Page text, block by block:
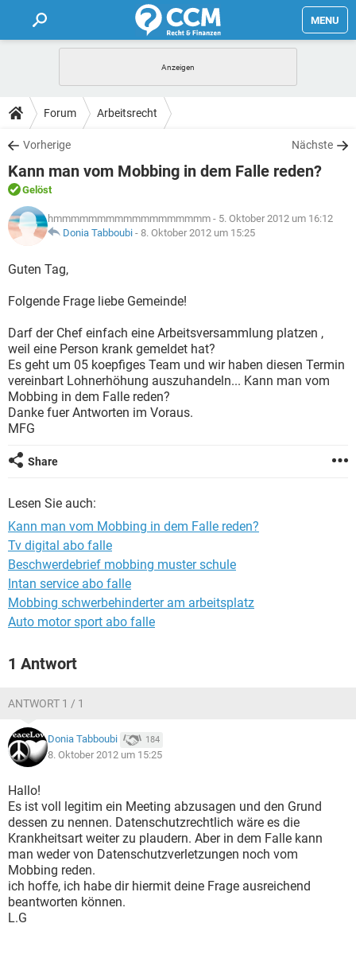
MENU
FORUM
TIPPS
LEXIKON
Forum Arbeitsrecht
Vorherige Nächste
Kann man vom Mobbing in dem Falle reden?
Gelöst
hmmmmmmmmmmmmmmmmmm - 5. Oktober 2012 um 16:12
Donia Tabboubi - 8. Oktober 2012 um 15:25
Guten Tag,
Folgende Frage liebe Gemeinde!
Darf der Chef einfach eine Arbeitsversammlung platzen ,
weil eine Person krank gemeldet hat?
Es geht um 05 koepfiges Team und wir haben diesen Termin
vereinbart Lohnerhöhung auszuhandeln... Kann man vom
Mobbing in dem Falle reden?
Danke fuer Antworten im Voraus.
MFG
Share
Lesen Sie auch:
Kann man vom Mobbing in dem Falle reden?
Tv digital abo falle
Beschwerdebrief mobbing muster schule
Intan service abo falle
Mobbing schwerbehinderter am arbeitsplatz
Auto motor sport abo falle
1 Antwort
ANTWORT 1 / 1
Donia Tabboubi 184
8. Oktober 2012 um 15:25
Hallo!
Es ist voll legitim ein Meeting abzusagen und den Grund
dessen zu nennen. Datenschutzrechtlich wäre es die
Krankheitsart weiter zu plaudern. Aber in dem Falle kann
man weder von Datenschutzverletzungen noch vom
Mobbing reden.
ich hoffe, ich habe dir hiermit deine Frage ausreichend
beantworten können.
L.G